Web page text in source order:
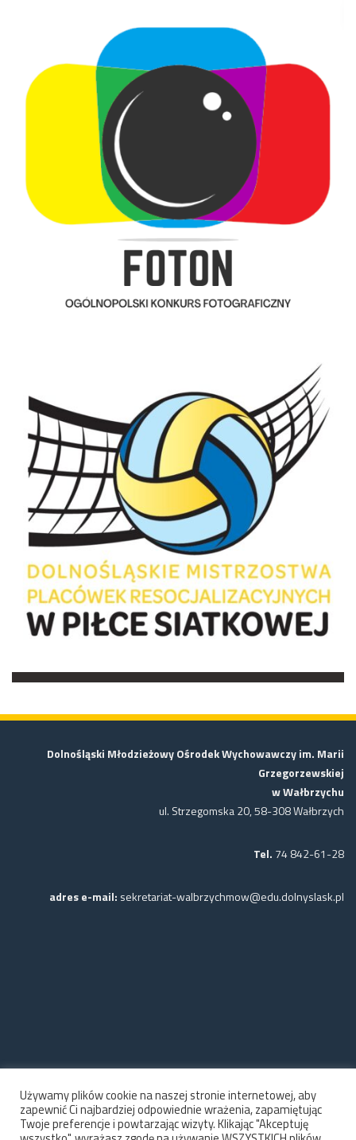
Dolnośląski Młodzieżowy Ośrodek Wychowawczy im. Marii
Grzegorzewskiej
w Wałbrzychu
ul. Strzegomska 20, 58-308 Wałbrzych
Tel. 74 842-61-28
adres e-mail: sekretariat-walbrzychmow@edu.dolnyslask.pl
Używamy plików cookie na naszej stronie internetowej, aby
zapewnić Ci najbardziej odpowiednie wrażenia, zapamiętując
Twoje preferencje i powtarzając wizyty. Klikając "Akceptuję